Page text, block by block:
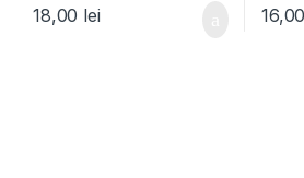
18,00 lei 16,00